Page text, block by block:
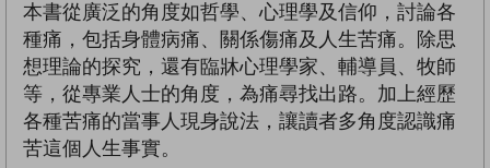
本書從廣泛的角度如哲學、心理學及信仰，討論各
種痛，包括身體病痛、關係傷痛及人生苦痛。除思
想理論的探究，還有臨牀心理學家、輔導員、牧師
等，從專業人士的角度，為痛尋找出路。加上經歷
各種苦痛的當事人現身說法，讓讀者多角度認識痛
苦這個人生事實。